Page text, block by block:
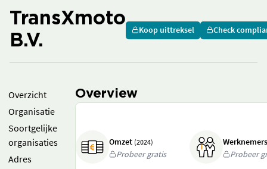
TransXmoto
B.V.
Koop uittreksel Check
Overzicht
Organisatie
Soortgelijke
organisaties
Adres
Overview
Omzet (2024)
Probeer gratis
Probeer